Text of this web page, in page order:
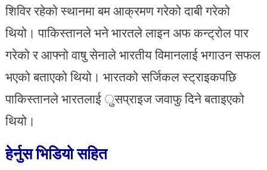
शिविर रहेको स्थानमा बम आक्रमण गरेको दाबी गरेको
थियो। पाकिस्तानले भने भारतले लाइन अफ कन्ट्रोल पार
गरेको र आफ्नो वाषु सेनाले भारतीय विमानलाई भगाउन सफल
भएको बताएको थियो। भारतको सर्जिकल स्ट्राइकपछि
पाकिस्तानले भारतलाई ुसप्राइज जवाफु दिने बताइएको
थियो।
हेर्नुस भिडियो सहित